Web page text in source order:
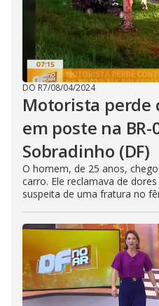
DO R7/08/04/2024
Motorista perde
em poste na BR-
Sobradinho (DF)
O homem, de 25 anos,
carro. Ele reclamava de
suspeita de uma fratura no